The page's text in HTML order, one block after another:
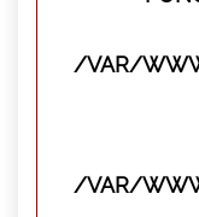
/VAR/
/VAR/